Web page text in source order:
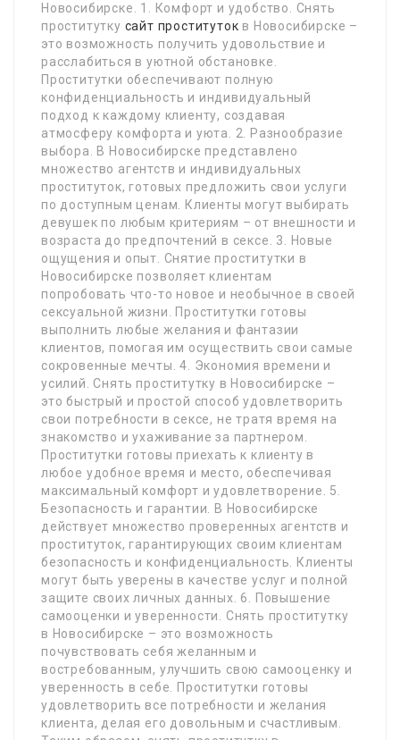
Новосибирске. 1. Комфорт и удобство. Снять
проститутку сайт проституток в Новосибирске –
это возможность получить удовольствие и
расслабиться в уютной обстановке.
Проститутки обеспечивают полную
конфиденциальность и индивидуальный
подход к каждому клиенту, создавая
атмосферу комфорта и уюта. 2. Разнообразие
выбора. В Новосибирске представлено
множество агентств и индивидуальных
проституток, готовых предложить свои услуги
по доступным ценам. Клиенты могут выбирать
девушек по любым критериям – от внешности и
возраста до предпочтений в сексе. 3. Новые
ощущения и опыт. Снятие проститутки в
Новосибирске позволяет клиентам
попробовать что-то новое и необычное в своей
сексуальной жизни. Проститутки готовы
выполнить любые желания и фантазии
клиентов, помогая им осуществить свои самые
сокровенные мечты. 4. Экономия времени и
усилий. Снять проститутку в Новосибирске –
это быстрый и простой способ удовлетворить
свои потребности в сексе, не тратя время на
знакомство и ухаживание за партнером.
Проститутки готовы приехать к клиенту в
любое удобное время и место, обеспечивая
максимальный комфорт и удовлетворение. 5.
Безопасность и гарантии. В Новосибирске
действует множество проверенных агентств и
проституток, гарантирующих своим клиентам
безопасность и конфиденциальность. Клиенты
могут быть уверены в качестве услуг и полной
защите своих личных данных. 6. Повышение
самооценки и уверенности. Снять проститутку
в Новосибирске – это возможность
почувствовать себя желанным и
востребованным, улучшить свою самооценку и
уверенность в себе. Проститутки готовы
удовлетворить все потребности и желания
клиента, делая его довольным и счастливым.